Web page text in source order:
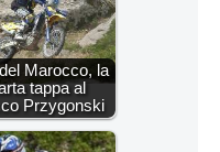
Marocco, la
tappa al
Przygonski